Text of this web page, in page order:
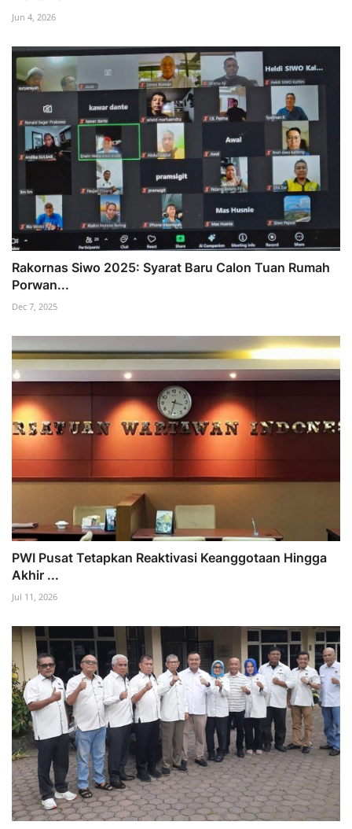
Jun 4, 2026
Rakornas Siwo 2025: Syarat Baru Calon Tuan Rumah
Porwan...
Dec 7, 2025
PWI Pusat Tetapkan Reaktivasi Keanggotaan Hingga
Akhir ...
Jul 11, 2026